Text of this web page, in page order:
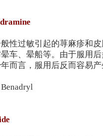
性过敏引起的荨麻疹和
车、晕船等。由于服用
而言，服用后反而容易产